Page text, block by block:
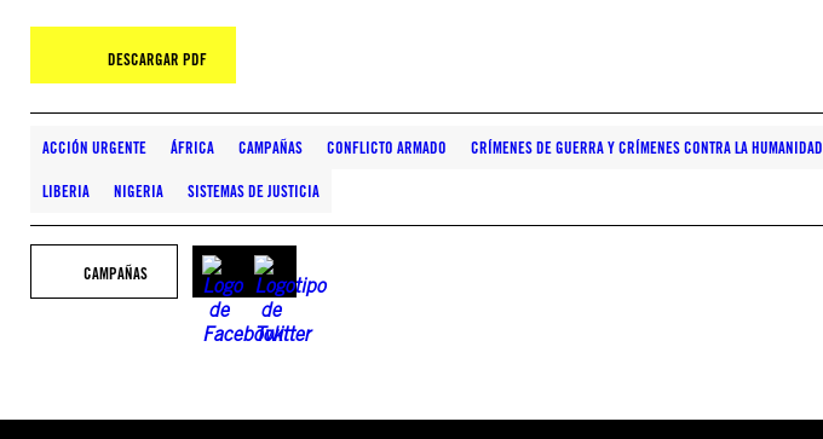
DESCARGAR PDF
ACCIÓN URGENTE ÁFRICA CAMPAÑAS CONFLICTO ARMADO CRÍMENES DE GUERRA Y CRÍMENES CONTRA LA HUMANIDAD
LIBERIA NIGERIA SISTEMAS DE JUSTICIA
CAMPAÑAS